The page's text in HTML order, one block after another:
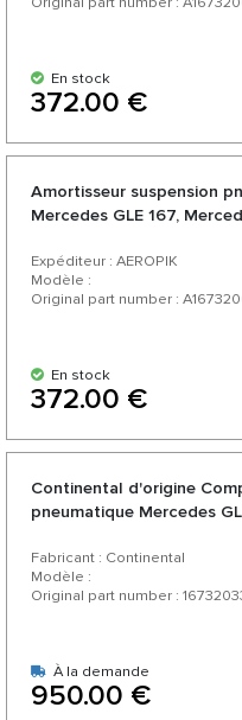
En stock
372.00 €
Amortisseur suspension
Mercedes GLE 167,
Expéditeur : AEROPIK
Modèle :
Original part number :
En stock
372.00 €
Continental d'origine
pneumatique Mercedes
Fabricant : Continental
Modèle :
Original part number :
À la demande
950.00 €